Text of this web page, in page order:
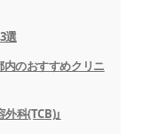
選
内のおすすめクリニ
科(TCB)」